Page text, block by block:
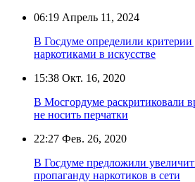
06:19 Апрель 11, 2024
В Госдуме определили критерии
наркотиками в искусстве
15:38 Окт. 16, 2020
В Мосгордуме раскритиковали
не носить перчатки
22:27 Фев. 26, 2020
В Госдуме предложили
пропаганду наркотиков в сети